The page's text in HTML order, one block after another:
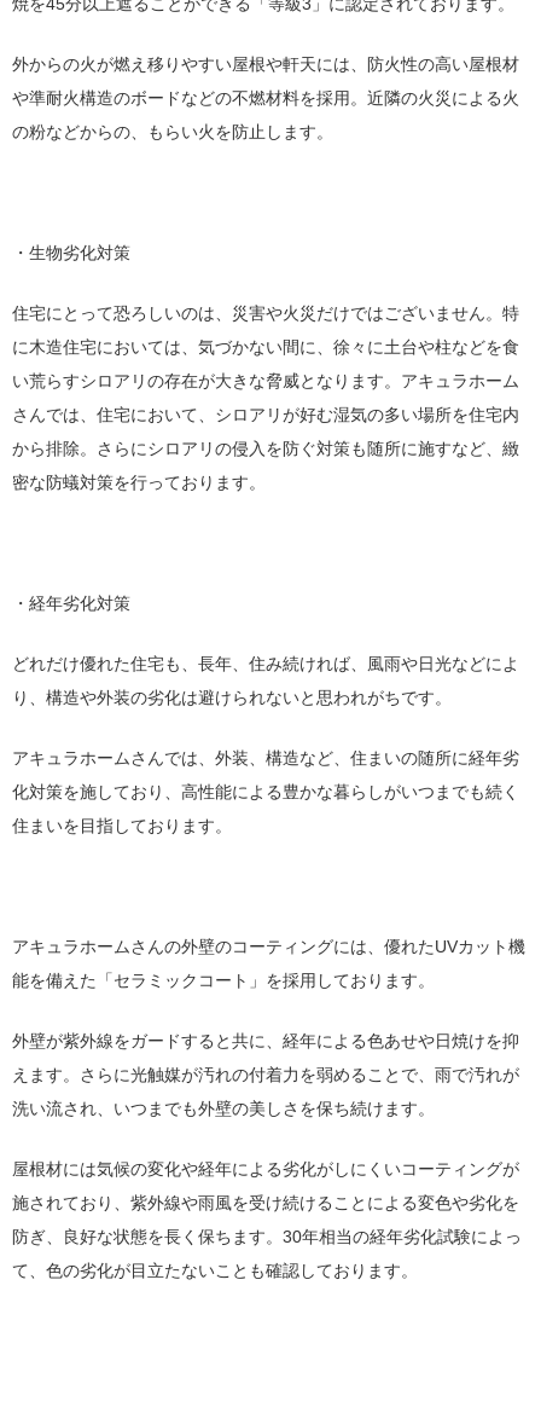
外からの火が燃え移りやすい屋根や軒天には、防火性の高い屋根材
や準耐火構造のボードなどの不燃材料を採用。近隣の火災による火
の粉などからの、もらい火を防止します。
・生物劣化対策
住宅にとって恐ろしいのは、災害や火災だけではございません。特
に木造住宅においては、気づかない間に、徐々に土台や柱などを食
い荒らすシロアリの存在が大きな脅威となります。アキュラホーム
さんでは、住宅において、シロアリが好む湿気の多い場所を住宅内
から排除。さらにシロアリの侵入を防ぐ対策も随所に施すなど、緻
密な防蟻対策を行っております。
・経年劣化対策
どれだけ優れた住宅も、長年、住み続ければ、風雨や日光などによ
り、構造や外装の劣化は避けられないと思われがちです。
アキュラホームさんでは、外装、構造など、住まいの随所に経年劣
化対策を施しており、高性能による豊かな暮らしがいつまでも続く
住まいを目指しております。
アキュラホームさんの外壁のコーティングには、優れたUVカット機
能を備えた「セラミックコート」を採用しております。
外壁が紫外線をガードすると共に、経年による色あせや日焼けを抑
えます。さらに光触媒が汚れの付着力を弱めることで、雨で汚れが
洗い流され、いつまでも外壁の美しさを保ち続けます。
屋根材には気候の変化や経年による劣化がしにくいコーティングが
施されており、紫外線や雨風を受け続けることによる変色や劣化を
防ぎ、良好な状態を長く保ちます。30年相当の経年劣化試験によっ
て、色の劣化が目立たないことも確認しております。